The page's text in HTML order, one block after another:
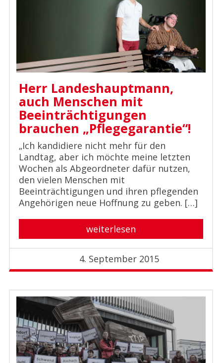
Herr Landeshauptmann,
auch Menschen mit
Beeinträchtigungen
brauchen „Pflegegarantie“!
„Ich kandidiere nicht mehr für den
Landtag, aber ich möchte meine letzten
Wochen als Abgeordneter dafür nutzen,
den vielen Menschen mit
Beeinträchtigungen und ihren pflegenden
Angehörigen neue Hoffnung zu geben. […]
weiterlesen
4. September 2015